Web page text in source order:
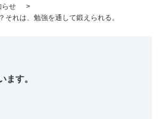
らせ
それは、勉強を通して鍛えられる。
ます。